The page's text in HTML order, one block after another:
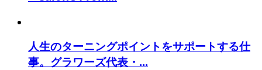
人生のターニングポイントをサポートする仕
事。グラワーズ代表・...